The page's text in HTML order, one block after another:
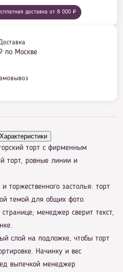
доставка от 8 000 ₽
по Москве
Характеристики
торт с фирменным
торт, ровные линии и
торжественного застолья: торт
темой для общих фото.
менеджер сверит текст,
слой на подложке, чтобы торт
Начинку и вес
выпечкой менеджер